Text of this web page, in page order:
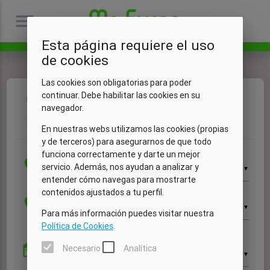
Esta página requiere el uso
de cookies
Las cookies son obligatorias para poder
continuar. Debe habilitar las cookies en su
navegador.
En nuestras webs utilizamos las cookies (propias
y de terceros) para asegurarnos de que todo
funciona correctamente y darte un mejor
servicio. Además, nos ayudan a analizar y
entender cómo navegas para mostrarte
contenidos ajustados a tu perfil.
Para más información puedes visitar nuestra
Política de Cookies.
Necesario Analítica
menu
Fechas Vehículo Extras Mis datos
location_on
Recogida
▼
location_on
Devolución
▼
date_range
Recogida
▼